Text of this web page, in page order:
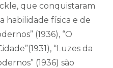
que conquistaram
habilidade física e de
(1936), “O
“Luzes da
(1936) são